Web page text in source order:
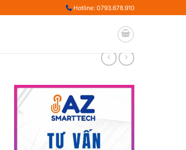
Hotline: 0793.678.910